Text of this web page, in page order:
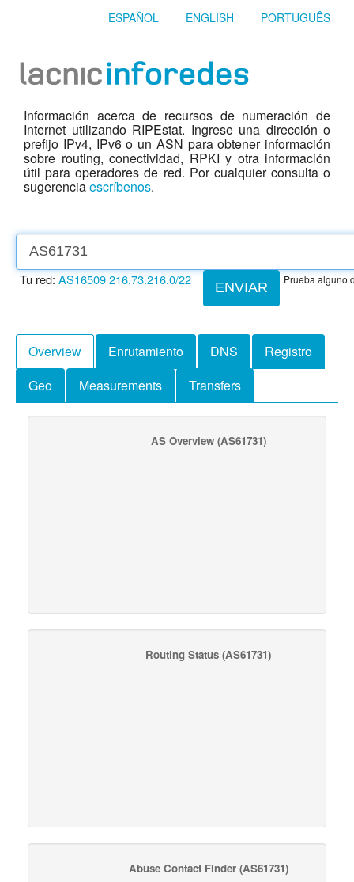
ESPAÑOL ENGLISH PORTUGUÊS
Información acerca de recursos de numeración de
Internet utilizando RIPEstat. Ingrese una dirección o
prefijo IPv4, IPv6 o un ASN para obtener información
sobre routing, conectividad, RPKI y otra información
útil para operadores de red. Por cualquier consulta o
sugerenciaescríbenos.
ENVIAR
Tu red: AS16509216.73.216.0/22 Prueba alguno
Overview Enrutamiento DNS
Registro
Geo
Measurements Transfers
AS Overview(AS61731)
Routing Status (AS61731)
Abuse Contact Finder(AS61731)